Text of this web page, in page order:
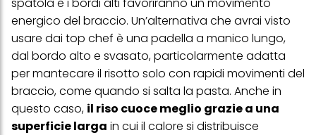
energico del braccio. Un’alternativa che avrai visto
usare dai top chef è una padella a manico lungo,
dal bordo alto e svasato, particolarmente adatta
per mantecare il risotto solo con rapidi movimenti del
braccio, come quando si salta la pasta. Anche in
questo caso, il riso cuoce meglio grazie a una
superficie larga in cui il calore si distribuisce